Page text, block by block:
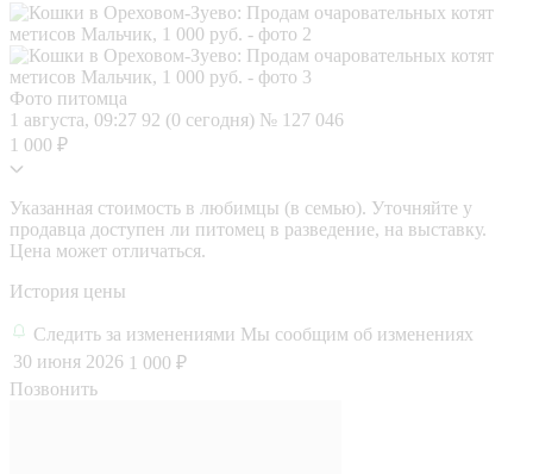
Фото питомца
1 августа, 09:27 92 (0 сегодня) № 127 046
1 000 ₽
Указанная стоимость в любимцы (в семью). Уточняйте у
продавца доступен ли питомец в разведение, на выставку.
Цена может отличаться.
История цены
Следить за изменениями Мы сообщим об изменениях
30 июня 2026 1 000 ₽
Позвонить